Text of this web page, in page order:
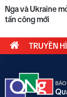
Nga và Ukraine
tấn công mới
TRUYỀN